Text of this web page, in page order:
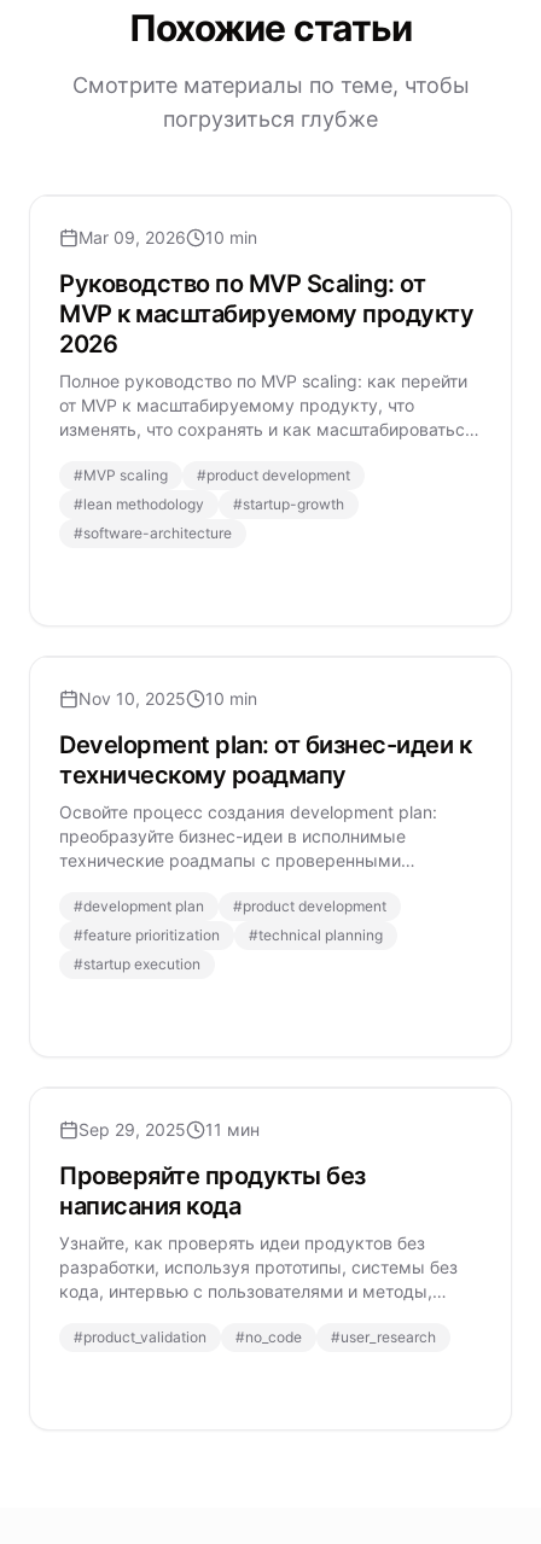
Похожие статьи
Смотрите материалы по теме, чтобы
погрузиться глубже
Mar 09, 2026 10 min
Руководство по MVP Scaling: от
MVP к масштабируемому продукту
2026
Полное руководство по MVP scaling: как перейти
от MVP к масштабируемому продукту, что
изменять, что сохранять и как масштабироваться
#MVP scaling #product development
#lean methodology #startup-growth
#software-architecture
Nov 10, 2025 10 min
Development plan: от бизнес-идеи к
техническому роадмапу
Освойте процесс создания development plan:
преобразуйте бизнес-идеи в исполнимые
технические роадмапы с проверенными
архитектурного планирования.
#development plan #product development
#feature prioritization #technical planning
#startup execution
Sep 29, 2025 11 мин
Проверяйте продукты без
написания кода
Узнайте, как проверять идеи продуктов без
разработки, используя прототипы, системы без
кода, интервью с пользователями и методы,
повысить успех.
#product_validation #no_code #user_research